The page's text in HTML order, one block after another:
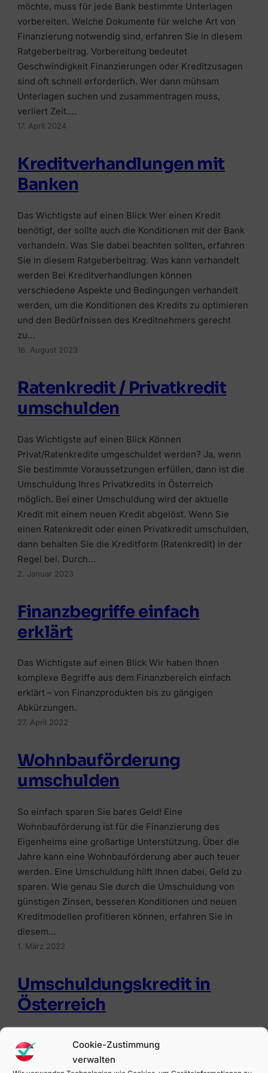
Cookie-Zustimmung
verwalten
Immobilienfinanzierung
Eigenkapital
Wie viel Kredit?
Bonität
Wohnbauförderung
🏠
Finanzierung vergleichen
Anbietern einholen.
Jetzt vergleichen →
Zur Übersicht Finanzierung →
RATGEBER & WISSEN
Welche Versicherungen wichtig
Haushaltsversicherung
Grenzgängerversicherung
Ferienhausversicherung
🛡️
Versicherung vergleichen
Die passende Versicherung in wenigen Klicks
finden.
Jetzt vergleichen →
Zur Übersicht Versicherung →
RATGEBER & WISSEN
Investment-Überblick
Kryptowährungen kaufen
Depotvergleich
Robo-Advisor-Vergleich
📈
Plattformen vergleichen
Depot, Broker & Robo-Advisor clever
vergleichen.
Jetzt vergleichen →
Zur Übersicht Investment →
Umschuldungskredit
Kredit trotz KSV-Eintrag
MEHR WISSEN
Kreditkarten vergleichen
Tagesgeldkonten
Sparzinsen in Österreich
Anbieter-Erfahrungen
Alle Beiträge
📚
Alle Ratgeber
Beiträge rund um Finanzierung, Versicherung &
Zum Ratgeber →
möchte, muss für jede Bank bestimmte Unterlagen
vorbereiten. Welche Dokumente für welche Art von
Finanzierung notwendig sind, erfahren Sie in diesem
Ratgeberbeitrag. Vorbereitung bedeutet
Geschwindigkeit Finanzierungen oder Kreditzusagen
sind oft schnell erforderlich. Wer dann mühsam
Unterlagen suchen und zusammentragen muss,
verliert Zeit.…
17. April 2024
Kreditverhandlungen mit
Banken
Das Wichtigste auf einen Blick Wer einen Kredit
benötigt, der sollte auch die Konditionen mit der Bank
verhandeln. Was Sie dabei beachten sollten, erfahren
Sie in diesem Ratgeberbeitrag. Was kann verhandelt
werden Bei Kreditverhandlungen können
verschiedene Aspekte und Bedingungen verhandelt
werden, um die Konditionen des Kredits zu optimieren
und den Bedürfnissen des Kreditnehmers gerecht
zu…
16. August 2023
Ratenkredit / Privatkredit
umschulden
Das Wichtigste auf einen Blick Können
Privat/Ratenkredite umgeschuldet werden? Ja, wenn
Sie bestimmte Voraussetzungen erfüllen, dann ist die
Umschuldung Ihres Privatkredits in Österreich
möglich. Bei einer Umschuldung wird der aktuelle
Kredit mit einem neuen Kredit abgelöst. Wenn Sie
einen Ratenkredit oder einen Privatkredit umschulden,
dann behalten Sie die Kreditform (Ratenkredit) in der
Regel bei. Durch…
2. Januar 2023
Finanzbegriffe einfach
erklärt
Das Wichtigste auf einen Blick Wir haben Ihnen
komplexe Begriffe aus dem Finanzbereich einfach
erklärt – von Finanzprodukten bis zu gängigen
Abkürzungen.
27. April 2022
Wohnbauförderung
umschulden
So einfach sparen Sie bares Geld! Eine
Wohnbauförderung ist für die Finanzierung des
Eigenheims eine großartige Unterstützung. Über die
Jahre kann eine Wohnbauförderung aber auch teuer
werden. Eine Umschuldung hilft Ihnen dabei, Geld zu
sparen. Wie genau Sie durch die Umschuldung von
günstigen Zinsen, besseren Konditionen und neuen
Kreditmodellen profitieren können, erfahren Sie in
diesem…
1. März 2022
Umschuldungskredit in
Österreich
Umschuldungskredite? Über die letzten Jahre hat sich
am Finanzmarkt einiges getan. Nach den